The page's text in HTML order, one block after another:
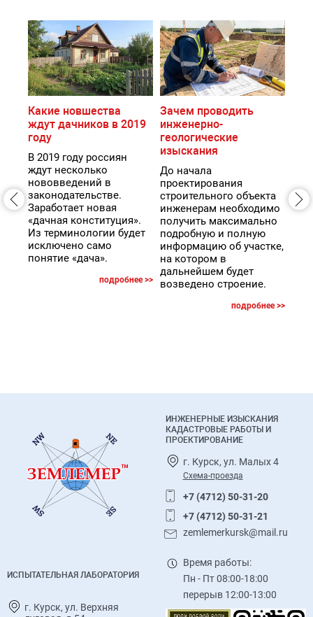
Какие новшества
ждут дачников в 2019
году
В 2019 году россиян
ждут несколько
нововведений в
законодательстве.
Заработает новая
«дачная конституция».
Из терминологии будет
исключено само
понятие «дача».
подробнее >>
Зачем проводить
инженерно-
геологические
изыскания
До начала
проектирования
строительного объекта
инженерам необходимо
получить максимально
подробную и полную
информацию об участке,
на котором в
дальнейшем будет
возведено строение.
подробнее >>
ИНЖЕНЕРНЫЕ ИЗЫСКАНИЯ
КАДАСТРОВЫЕ РАБОТЫ И
ПРОЕКТИРОВАНИЕ
г. Курск, ул. Малых 4
Схема-проезда
+7 (4712) 50-31-20
+7 (4712) 50-31-21
zemlemerkursk@mail.ru
ИСПЫТАТЕЛЬНАЯ ЛАБОРАТОРИЯ
г. Курск, ул. Верхняя
Время работы:
Пн - Пт 08:00-18:00
перерыв 12:00-13:00